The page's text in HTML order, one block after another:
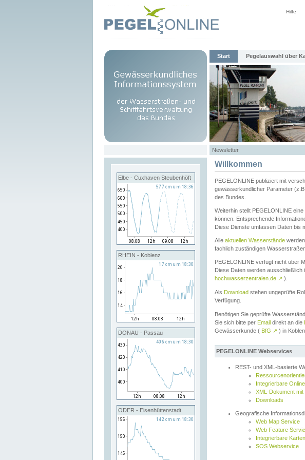
Hilfe
Start Pegelauswahl über
Newsletter
Elbe - Cuxhaven Steubenhöft
RHEIN - Koblenz
DONAU - Passau
ODER - Eisenhüttenstadt
Willkommen
PEGELONLINE publiziert mit
gewässerkundlicher Parameter
des Bundes.
Weiterhin stellt PEGELONLINE
können. Entsprechende
Diese Dienste umfassen Daten bis
Alle aktuellen Wasserstände
fachlich zuständigen
PEGELONLINE verfügt nicht über
Diese Daten werden
hochwasserzentralen.de ↗ ).
Als Download stehen ungeprüfte
Verfügung.
Benötigen Sie geprüfte
Sie sich bitte per Email direkt an die
Gewässerkunde ( BfG ↗ ) in
PEGELONLINE Webservices
REST- und XML-basierte
Integrierbare
XML-Dokument
Downloads
Geografische
Web Map Service
Web Feature
Integrierbare
SOS Webservice